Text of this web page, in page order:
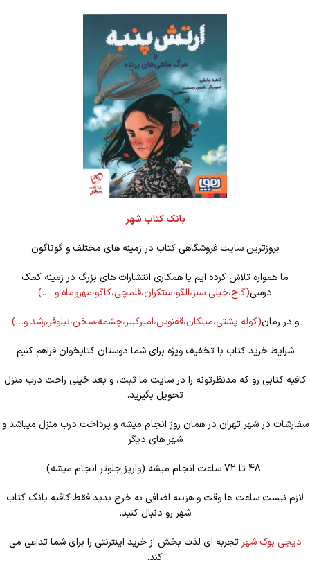
بانک کتاب شهر
بروزترین سایت فروشگاهی کتاب در زمینه های مختلف و گوناگون
ما همواره تلاش کرده ایم با همکاری انتشارات های بزرگ در زمینه کمک
درسی(گاج،خیلی سبز،الگو،مبتکران،قلمچی،کاگو،مهروماه و ….)
و در رمان(کوله پشتی،میلکان،ققنوس،امیرکبیر،چشمه،سخن،نیلوفر،رشد و…)
شرایط خرید کتاب با تخفیف ویژه برای شما دوستان کتابخوان فراهم کنیم
کافیه کتابی رو که مدنظرتونه را در سایت ما ثبت، و بعد خیلی راحت درب منزل
تحویل بگیرید.
سفارشات در شهر تهران در همان روز انجام میشه و پرداخت درب منزل میباشد و
شهر های دیگر
لازم نیست ساعت ها وقت و هزینه اضافی به خرج بدید فقط کافیه بانک کتاب
شهر رو دنبال کنید.
دیجی بوک شهر تجربه ای لذت بخش از خرید اینترنتی را برای شما تداعی می
کند.